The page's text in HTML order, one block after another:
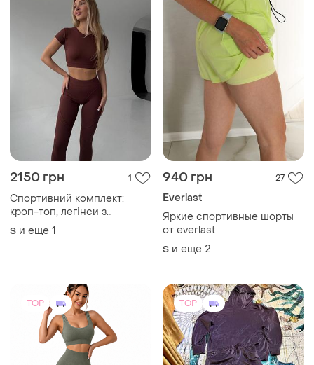
2150 грн 1
Спортивний комплект:
кроп-топ, легінси з
декоративними швами
S и еще 1
940 грн 27
Everlast
Яркие спортивные шорты
от everlast
S и еще 2
TOP TOP